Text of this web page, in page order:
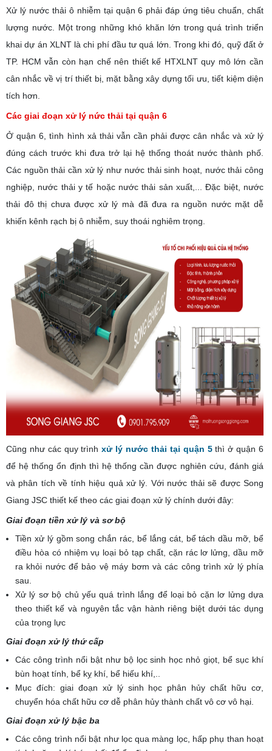
Xử lý nước thải ô nhiễm tại quận 6 phải đáp ứng tiêu chuẩn, chất
lượng nước. Một trong những khó khăn lớn trong quá trình triển
khai dự án XLNT là chi phí đầu tư quá lớn. Trong khi đó, quỹ đất ở
TP. HCM vẫn còn hạn chế nên thiết kế HTXLNT quy mô lớn cần
cân nhắc về vị trí thiết bị, mặt bằng xây dựng tối ưu, tiết kiệm diện
tích hơn.
Các giai đoạn xử lý nức thải tại quận 6
Ở quận 6, tình hình xả thải vẫn cần phải được cân nhắc và xử lý
đúng cách trước khi đưa trở lại hệ thống thoát nước thành phố.
Các nguồn thải cần xử lý như nước thải sinh hoạt, nước thải công
nghiệp, nước thải y tế hoặc nước thải sản xuất,... Đặc biệt, nước
thải đô thị chưa được xử lý mà đã đưa ra nguồn nước mặt dễ
khiến kênh rạch bị ô nhiễm, suy thoái nghiêm trọng.
Cũng như các quy trìnhxử lý nước thải tại quận 5thì ở quận 6
để hệ thống ổn định thì hệ thống cần được nghiên cứu, đánh giá
và phân tích về tính hiệu quả xử lý. Với nước thải sẽ được Song
Giang JSC thiết kế theo các giai đoạn xử lý chính dưới đây:
Giai đoạn tiền xử lý và sơ bộ
Tiền xử lý gồm song chắn rác, bể lắng cát, bể tách dầu mỡ, bể
điều hòa có nhiệm vụ loại bỏ tạp chất, cặn rác lơ lửng, dầu mỡ
ra khỏi nước để bảo vệ máy bơm và các công trình xử lý phía
sau.
Xử lý sơ bộ chủ yếu quá trình lắng để loại bỏ cặn lơ lửng dựa
theo thiết kế và nguyên tắc vận hành riêng biệt dưới tác dụng
của trọng lực
Giai đoạn xử lý thứ cấp
Các công trình nổi bật như bộ lọc sinh học nhỏ giọt, bể sục khí
bùn hoạt tính, bể kỵ khí, bể hiếu khí,..
Mục đích: giai đoạn xử lý sinh học phân hủy chất hữu cơ,
chuyển hóa chất hữu cơ dễ phân hủy thành chất vô cơ vô hại.
Giai đoạn xử lý bậc ba
Các công trình nổi bật như lọc qua màng lọc, hấp phụ than hoạt